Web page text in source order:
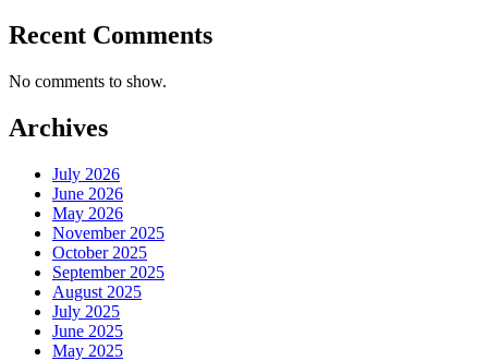
Recent Comments
No comments to show.
Archives
July 2026
June 2026
May 2026
November 2025
October 2025
September 2025
August 2025
July 2025
June 2025
May 2025